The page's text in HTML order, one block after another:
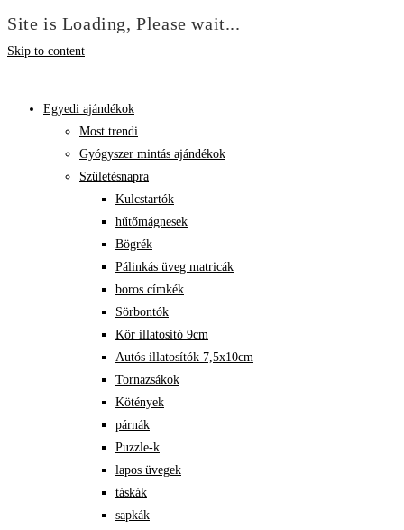
Site is Loading, Please wait...
Skip to content
Egyedi ajándékok
Most trendi
Gyógyszer mintás ajándékok
Születésnapra
Kulcstartók
hűtőmágnesek
Bögrék
Pálinkás üveg matricák
boros címkék
Sörbontók
Kör illatositó 9cm
Autós illatosítók 7,5x10cm
Tornazsákok
Kötények
párnák
Puzzle-k
lapos üvegek
táskák
sapkák